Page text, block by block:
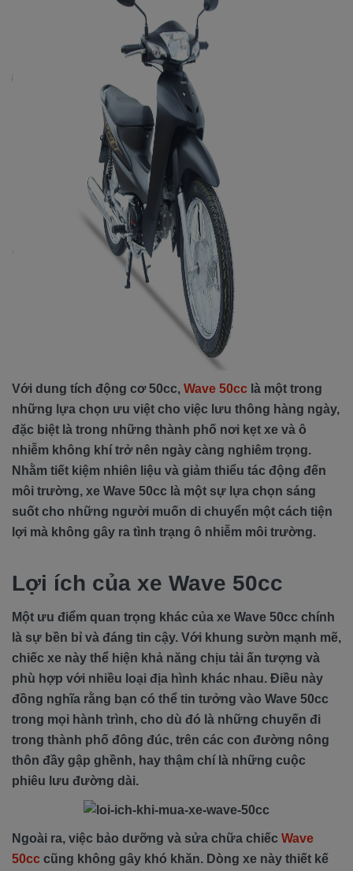
Với dung tích động cơ 50cc, Wave 50cc là một trong
những lựa chọn ưu việt cho việc lưu thông hàng ngày,
đặc biệt là trong những thành phố nơi kẹt xe và ô
nhiễm không khí trở nên ngày càng nghiêm trọng.
Nhằm tiết kiệm nhiên liệu và giảm thiểu tác động đến
môi trường, xe Wave 50cc là một sự lựa chọn sáng
suốt cho những người muốn di chuyển một cách tiện
lợi mà không gây ra tình trạng ô nhiễm môi trường.
Lợi ích của xe Wave 50cc
Một ưu điểm quan trọng khác của xe Wave 50cc chính
là sự bền bỉ và đáng tin cậy. Với khung sườn mạnh mẽ,
chiếc xe này thể hiện khả năng chịu tải ấn tượng và
phù hợp với nhiều loại địa hình khác nhau. Điều này
đồng nghĩa rằng bạn có thể tin tưởng vào Wave 50cc
trong mọi hành trình, cho dù đó là những chuyến đi
trong thành phố đông đúc, trên các con đường nông
thôn đầy gập ghềnh, hay thậm chí là những cuộc
phiêu lưu đường dài.
Ngoài ra, việc bảo dưỡng và sửa chữa chiếc Wave
50cc cũng không gây khó khăn. Dòng xe này thiết kế